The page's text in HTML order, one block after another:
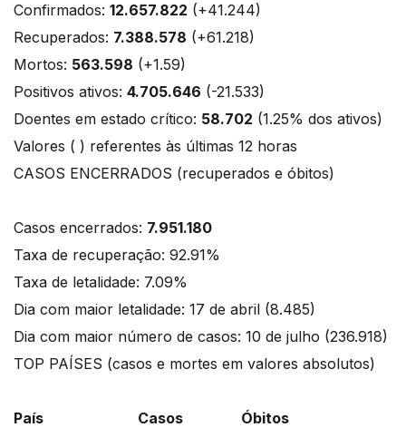
Confirmados: 12.657.822 (+41.244)
Recuperados: 7.388.578 (+61.218)
Mortos: 563.598 (+1.59)
Positivos ativos: 4.705.646 (-21.533)
Doentes em estado crítico: 58.702 (1.25% dos ativos)
Valores ( ) referentes às últimas 12 horas
CASOS ENCERRADOS (recuperados e óbitos)
Casos encerrados: 7.951.180
Taxa de recuperação: 92.91%
Taxa de letalidade: 7.09%
Dia com maior letalidade: 17 de abril (8.485)
Dia com maior número de casos: 10 de julho (236.918)
TOP PAÍSES (casos e mortes em valores absolutos)
País Casos Óbitos